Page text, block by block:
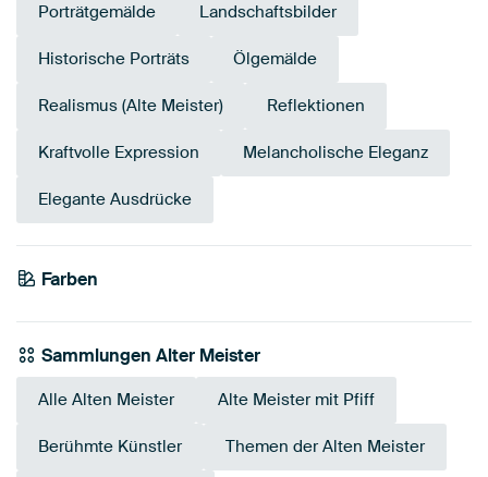
Porträtgemälde Landschaftsbilder
Historische Porträts Ölgemälde
Realismus (Alte Meister) Reflektionen
Kraftvolle Expression Melancholische Eleganz
Elegante Ausdrücke
Farben
Beige
Anthrazit
Sammlungen Alter Meister
Alle Alten Meister Alte Meister mit Pfiff
Berühmte Künstler Themen der Alten Meister